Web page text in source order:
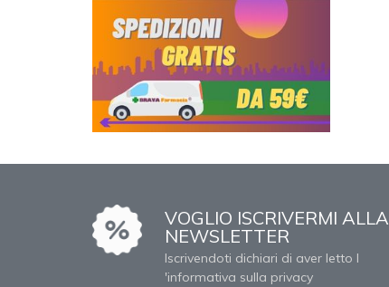
VOGLIO ISCRIVERMI ALLA
NEWSLETTER
Iscrivendoti dichiari di aver letto l
'informativa sulla privacy